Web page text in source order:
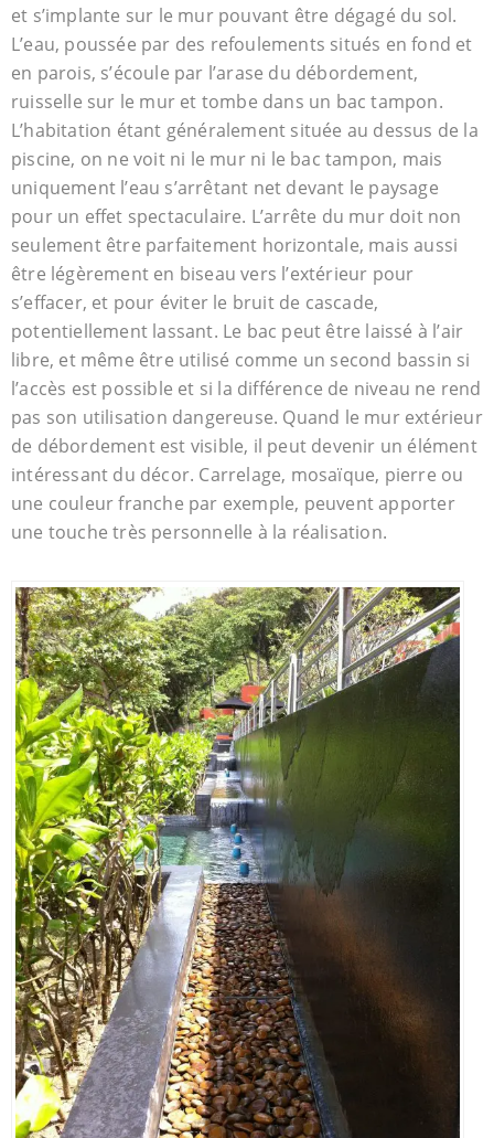
et s’implante sur le mur pouvant être dégagé du sol.
L’eau, poussée par des refoulements situés en fond et
en parois, s’écoule par l’arase du débordement,
ruisselle sur le mur et tombe dans un bac tampon.
L’habitation étant généralement située au dessus de la
piscine, on ne voit ni le mur ni le bac tampon, mais
uniquement l’eau s’arrêtant net devant le paysage
pour un effet spectaculaire. L’arrête du mur doit non
seulement être parfaitement horizontale, mais aussi
être légèrement en biseau vers l’extérieur pour
s’effacer, et pour éviter le bruit de cascade,
potentiellement lassant. Le bac peut être laissé à l’air
libre, et même être utilisé comme un second bassin si
l’accès est possible et si la différence de niveau ne rend
pas son utilisation dangereuse. Quand le mur extérieur
de débordement est visible, il peut devenir un élément
intéressant du décor. Carrelage, mosaïque, pierre ou
une couleur franche par exemple, peuvent apporter
une touche très personnelle à la réalisation.